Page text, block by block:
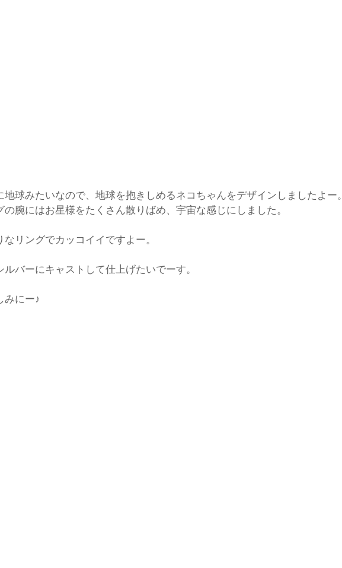
地球みたいなので、地球を抱きしめるネコちゃんをデザインしましたよー。
の腕にはお星様をたくさん散りばめ、宇宙な感じにしました。
なリングでカッコイイですよー。
ルバーにキャストして仕上げたいでーす。
みにー♪